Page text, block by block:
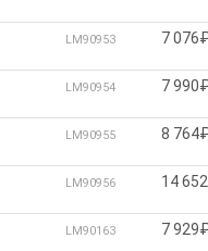
LM90953 7
LM90954 7
LM90955 8
LM90956 14
LM90163 7